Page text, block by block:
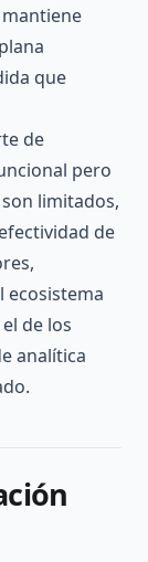
que
de
pero
limitados,
de
ecosistema
de los
analítica